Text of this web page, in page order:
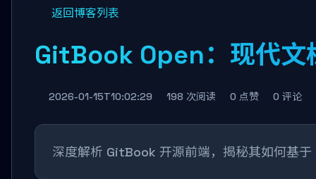
返回博客列表
GitBook Open：现代文
2026-01-15T10:02:29 198 次阅读 0 点赞 0 评论
深度解析 GitBook 开源前端，揭秘其如何基